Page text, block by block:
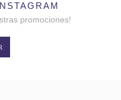
promociones!